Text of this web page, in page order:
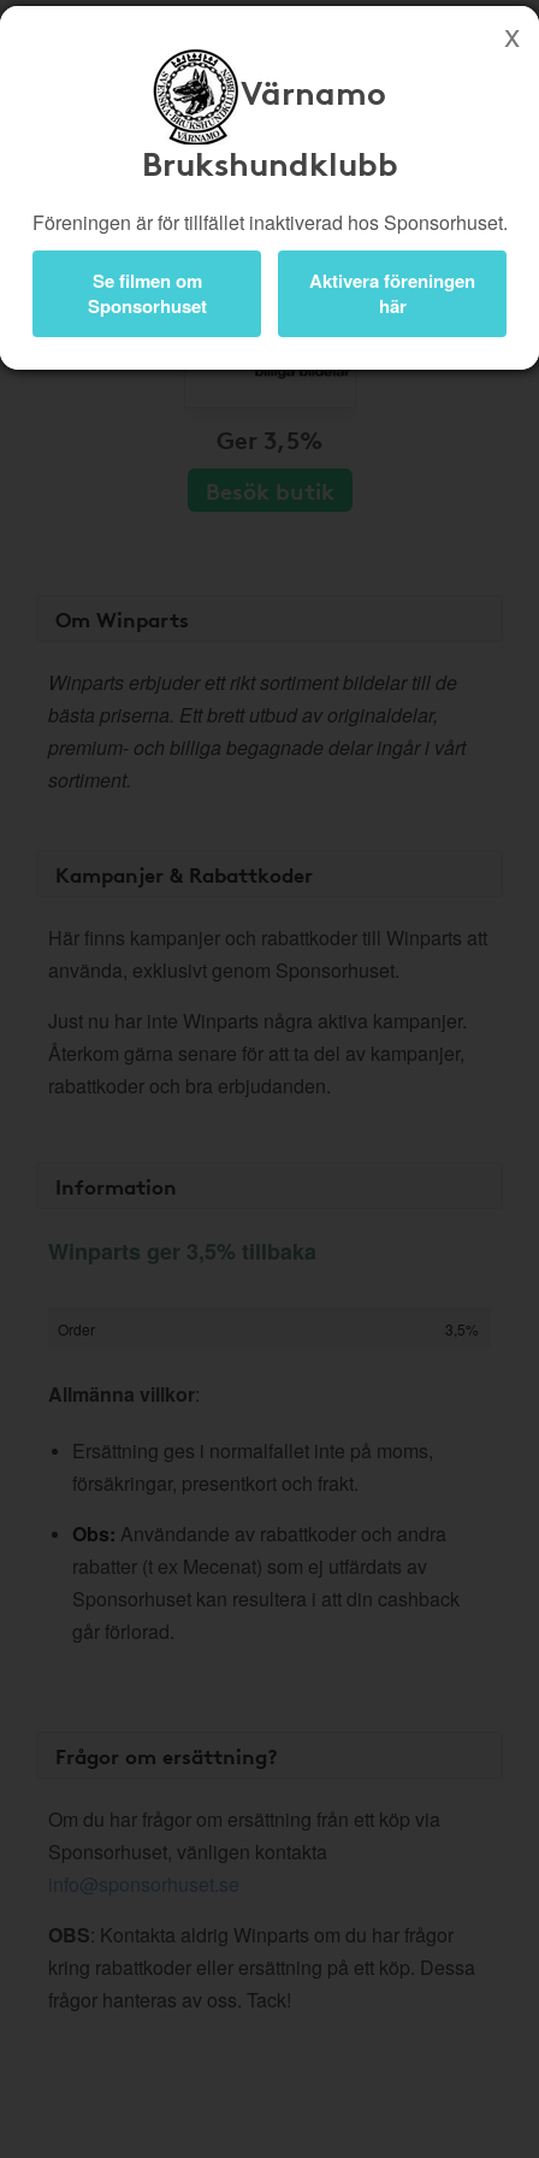
Köp genom denna sida stöttar Värnamo Brukshundklubb
Bli medlem
Logga in
Värnamo
Brukshundklubb
Föreningen är för tillfället inaktiverad hos Sponsorhuset.
Se filmen om
Sponsorhuset
Aktivera föreningen
här
Ger 3,5%
Besök butik
Om Winparts
Winparts erbjuder ett rikt sortiment bildelar till de
bästa priserna. Ett brett utbud av originaldelar,
premium- och billiga begagnade delar ingår i vårt
sortiment.
Kampanjer & Rabattkoder
Här finns kampanjer och rabattkoder till Winparts att
använda, exklusivt genom Sponsorhuset.
Just nu har inte Winparts några aktiva kampanjer.
Återkom gärna senare för att ta del av kampanjer,
rabattkoder och bra erbjudanden.
Information
Winparts ger 3,5% tillbaka
Order 3,5%
Allmänna villkor:
Ersättning ges i normalfallet inte på moms,
försäkringar, presentkort och frakt.
Obs: Användande av rabattkoder och andra
rabatter (t ex Mecenat) som ej utfärdats av
Sponsorhuset kan resultera i att din cashback
går förlorad.
Frågor om ersättning?
Om du har frågor om ersättning från ett köp via
Sponsorhuset, vänligen kontakta
info@sponsorhuset.se
OBS: Kontakta aldrig Winparts om du har frågor
kring rabattkoder eller ersättning på ett köp. Dessa
frågor hanteras av oss. Tack!